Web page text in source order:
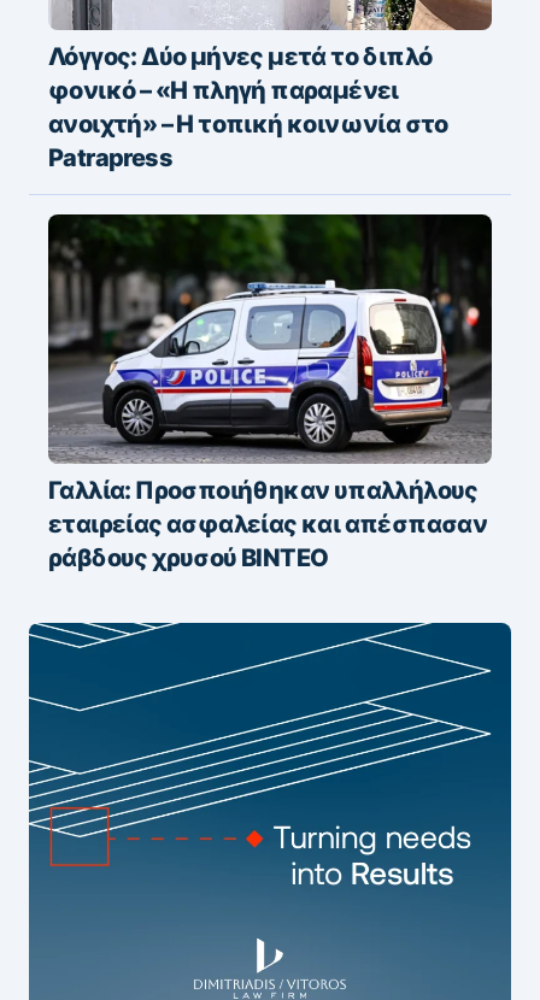
Λόγγος: Δύο μήνες μετά το διπλό
φονικό – «H πληγή παραμένει
ανοιχτή» – Η τοπική κοινωνία στο
Patrapress
Γαλλία: Προσποιήθηκαν υπαλλήλους
εταιρείας ασφαλείας και απέσπασαν
ράβδους χρυσού ΒΙΝΤΕΟ